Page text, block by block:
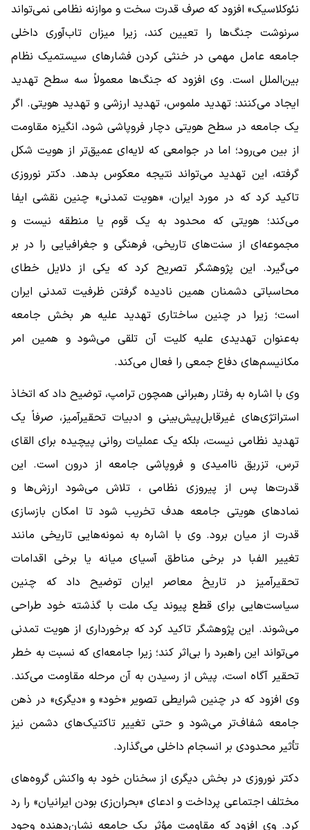
نئوکلاسیک» افزود که صرف قدرت سخت و موازنه نظامی نمی‌تواند
سرنوشت جنگ‌ها را تعیین کند، زیرا میزان تاب‌آوری داخلی
جامعه عامل مهمی در خنثی کردن فشارهای سیستمیک نظام
بین‌الملل است. وی افزود که جنگ‌ها معمولاً سه سطح تهدید
ایجاد می‌کنند: تهدید ملموس، تهدید ارزشی و تهدید هویتی. اگر
یک جامعه در سطح هویتی دچار فروپاشی شود، انگیزه مقاومت
از بین می‌رود؛ اما در جوامعی که لایه‌ای عمیق‌تر از هویت شکل
گرفته، این تهدید می‌تواند نتیجه معکوس بدهد. دکتر نوروزی
تاکید کرد که در مورد ایران، «هویت تمدنی» چنین نقشی ایفا
می‌کند؛ هویتی که محدود به یک قوم یا منطقه نیست و
مجموعه‌ای از سنت‌های تاریخی، فرهنگی و جغرافیایی را در بر
می‌گیرد. این پژوهشگر تصریح کرد که یکی از دلایل خطای
محاسباتی دشمنان همین نادیده گرفتن ظرفیت تمدنی ایران
است؛ زیرا در چنین ساختاری تهدید علیه هر بخش جامعه
به‌عنوان تهدیدی علیه کلیت آن تلقی می‌شود و همین امر
مکانیسم‌های دفاع جمعی را فعال می‌کند.
وی با اشاره به رفتار رهبرانی همچون ترامپ، توضیح داد که اتخاذ
استراتژی‌های غیرقابل‌پیش‌بینی و ادبیات تحقیرآمیز، صرفاً یک
تهدید نظامی نیست، بلکه یک عملیات روانی پیچیده برای القای
ترس، تزریق ناامیدی و فروپاشی جامعه از درون است. این
قدرت‌ها پس از پیروزی نظامی ، تلاش می‌شود ارزش‌ها و
نمادهای هویتی جامعه هدف تخریب شود تا امکان بازسازی
قدرت از میان برود. وی با اشاره به نمونه‌هایی تاریخی مانند
تغییر الفبا در برخی مناطق آسیای میانه یا برخی اقدامات
تحقیرآمیز در تاریخ معاصر ایران توضیح داد که چنین
سیاست‌هایی برای قطع پیوند یک ملت با گذشته خود طراحی
می‌شوند. این پژوهشگر تاکید کرد که برخورداری از هویت تمدنی
می‌تواند این راهبرد را بی‌اثر کند؛ زیرا جامعه‌ای که نسبت به خطر
تحقیر آگاه است، پیش از رسیدن به آن مرحله مقاومت می‌کند.
وی افزود که در چنین شرایطی تصویر «خود» و «دیگری» در ذهن
جامعه شفاف‌تر می‌شود و حتی تغییر تاکتیک‌های دشمن نیز
تأثیر محدودی بر انسجام داخلی می‌گذارد.
دکتر نوروزی در بخش دیگری از سخنان خود به واکنش گروه‌های
مختلف اجتماعی پرداخت و ادعای «بحران‌زی بودن ایرانیان» را رد
کرد. وی افزود که مقاومت مؤثر یک جامعه نشان‌دهنده وجود